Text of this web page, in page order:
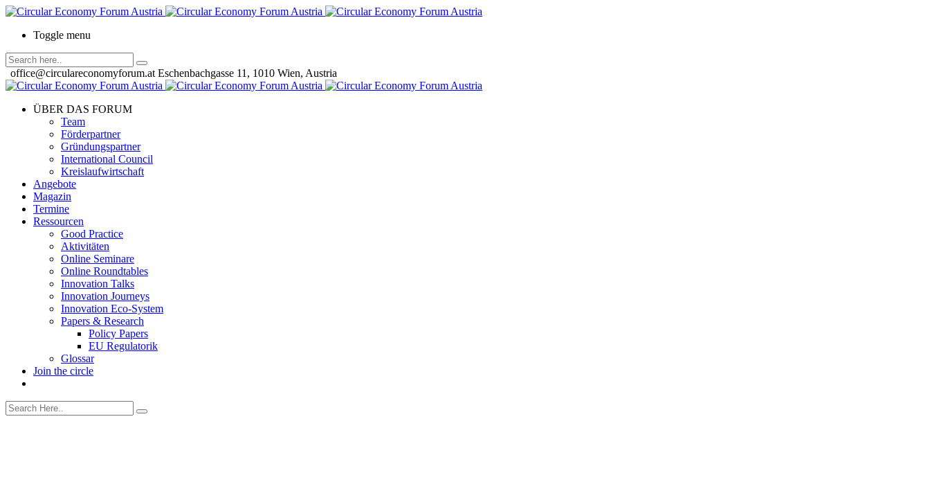
Toggle menu
office@circulareconomyforum.at Eschenbachgasse 11, 1010 Wien, Austria
ÜBER DAS FORUM
Team
Förderpartner
Gründungspartner
International Council
Kreislaufwirtschaft
Angebote
Magazin
Termine
Ressourcen
Good Practice
Aktivitäten
Online Seminare
Online Roundtables
Innovation Talks
Innovation Journeys
Innovation Eco-System
Papers & Research
Policy Papers
EU Regulatorik
Glossar
Join the circle